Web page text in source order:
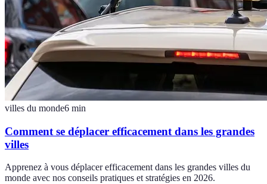
villes du monde6 min
Comment se déplacer efficacement dans les grandes
villes
Apprenez à vous déplacer efficacement dans les grandes villes du
monde avec nos conseils pratiques et stratégies en 2026.